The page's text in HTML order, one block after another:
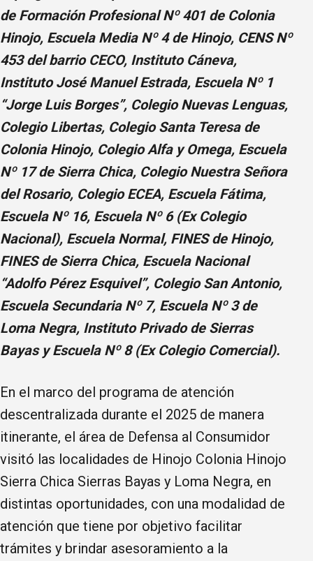
de Formación Profesional Nº 401 de Colonia
Hinojo, Escuela Media Nº 4 de Hinojo, CENS Nº
453 del barrio CECO, Instituto Cáneva,
Instituto José Manuel Estrada, Escuela Nº 1
“Jorge Luis Borges”, Colegio Nuevas Lenguas,
Colegio Libertas, Colegio Santa Teresa de
Colonia Hinojo, Colegio Alfa y Omega, Escuela
Nº 17 de Sierra Chica, Colegio Nuestra Señora
del Rosario, Colegio ECEA, Escuela Fátima,
Escuela Nº 16, Escuela Nº 6 (Ex Colegio
Nacional), Escuela Normal, FINES de Hinojo,
FINES de Sierra Chica, Escuela Nacional
“Adolfo Pérez Esquivel”, Colegio San Antonio,
Escuela Secundaria Nº 7, Escuela Nº 3 de
Loma Negra, Instituto Privado de Sierras
Bayas y Escuela Nº 8 (Ex Colegio Comercial).
En el marco del programa de atención
descentralizada durante el 2025 de manera
itinerante, el área de Defensa al Consumidor
visitó las localidades de Hinojo Colonia Hinojo
Sierra Chica Sierras Bayas y Loma Negra, en
distintas oportunidades, con una modalidad de
atención que tiene por objetivo facilitar
trámites y brindar asesoramiento a la